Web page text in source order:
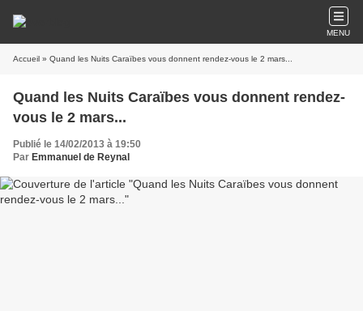
MENU
Accueil » Quand les Nuits Caraïbes vous donnent rendez-vous le 2 mars...
Quand les Nuits Caraïbes vous donnent rendez-
vous le 2 mars...
Publié le 14/02/2013 à 19:50
Par Emmanuel de Reynal